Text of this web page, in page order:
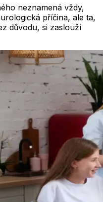
neznamená vždy,
příčina, ale ta,
důvodu, si zaslouží